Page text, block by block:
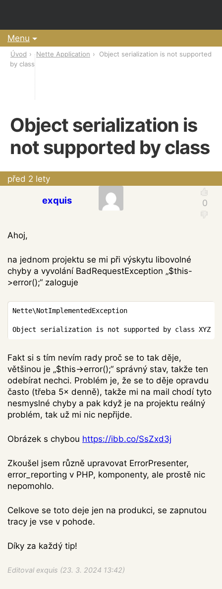
Menu
Úvod Nette Application
Object serialization is not supported
by class
Object serialization is
not supported by class
před 2 lety
exquis
Ahoj,
na jednom projektu se mi při výskytu libovolné
chyby a vyvolání BadRequestException „$this-
>error();“ zaloguje
Nette\NotImplementedException
Object serialization is not supported by class XYZ
Fakt si s tím nevím rady proč se to tak děje,
většinou je „$this->error();“ správný stav, takže ten
odebírat nechci. Problém je, že se to děje opravdu
často (třeba 5× denně), takže mi na mail chodí tyto
nesmyslné chyby a pak když je na projektu reálný
problém, tak už mi nic nepřijde.
Obrázek s chybou https://ibb.co/SsZxd3j
Zkoušel jsem různě upravovat ErrorPresenter,
error_reporting v PHP, komponenty, ale prostě nic
nepomohlo.
Celkove se toto deje jen na produkci, se zapnutou
tracy je vse v pohode.
Díky za každý tip!
Editoval exquis (23. 3. 2024 13:42)